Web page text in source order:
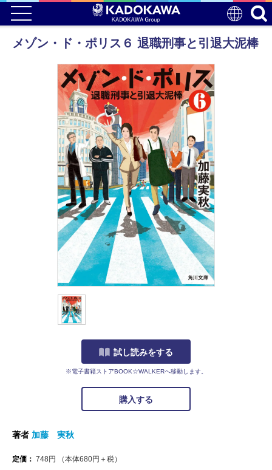
メゾン・ド・ポリス６ 退職刑事と引退大泥棒
試し読みをする
※電子書籍ストアBOOK☆WALKERへ移動します。
購入する
著者 加藤 実秋
定価： 748円 （本体680円＋税）